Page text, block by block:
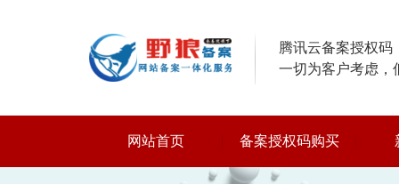
腾讯云备案授权
一切为客户考虑，
网站首页 备案授权码购买